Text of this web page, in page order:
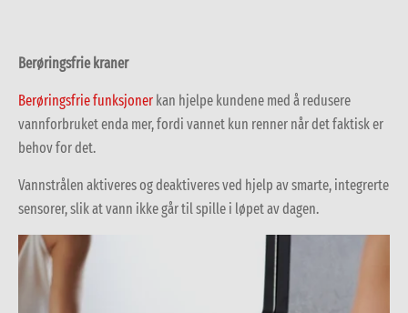
Berøringsfrie kraner
Berøringsfrie funksjoner kan hjelpe kundene med å redusere
vannforbruket enda mer, fordi vannet kun renner når det faktisk er
behov for det.
Vannstrålen aktiveres og deaktiveres ved hjelp av smarte, integrerte
sensorer, slik at vann ikke går til spille i løpet av dagen.